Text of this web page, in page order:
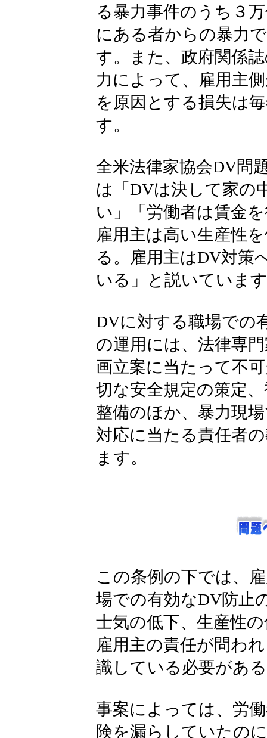
る暴力事件のうち３
にある者からの暴力
す。また、政府関係
力によって、雇用主
を原因とする損失は
す。
全米法律家協会DV問
は「DVは決して家の
い」「労働者は賃金
雇用主は高い生産性
る。雇用主はDV対策
いる」と説いていま
DVに対する職場での
の運用には、法律専
画立案に当たって不
切な安全規定の策定
整備のほか、暴力現
対応に当たる責任者
ます。
この条例の下では、
場での有効なDV防止
士気の低下、生産性
雇用主の責任が問わ
識している必要があ
事案によっては、労
険を漏らしていたの